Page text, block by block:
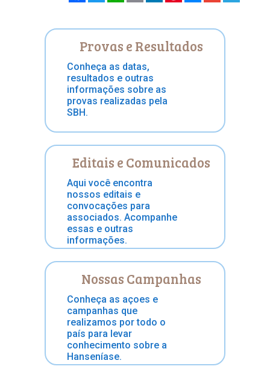
Provas e Resultados
Conheça as datas,
resultados e outras
informações sobre as
provas realizadas pela
SBH.
Editais e Comunicados
Aqui você encontra
nossos editais e
convocações para
associados. Acompanhe
essas e outras
informações.
Nossas Campanhas
Conheça as açoes e
campanhas que
realizamos por todo o
país para levar
conhecimento sobre a
Hanseníase.